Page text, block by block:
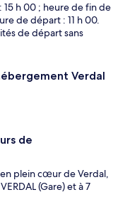
h 00 ; heure de fin de
de départ : 11 h 00.
de départ sans
Verdal
de
plein cœur de Verdal,
(Gare) et à 7